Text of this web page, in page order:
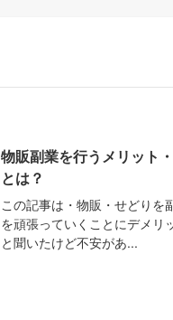
物販副業を行うメリット
とは？
この記事は・物販・せどりを
を頑張っていくことにデメリ
と聞いたけど不安があ...